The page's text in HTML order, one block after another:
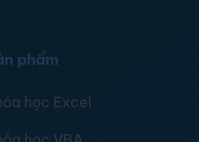
phẩm
học Excel